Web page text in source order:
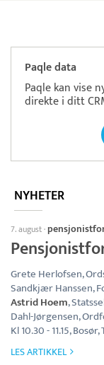
Paqle data
Paqle kan vise
direkte i ditt
NYHETER
7. august·
Grete Herlofsen,
Sandkjær Hanssen,
Astrid Hoem,
Dahl-Jørgensen,
Kl 10.30 - 11.15,
LES ARTIKKEL